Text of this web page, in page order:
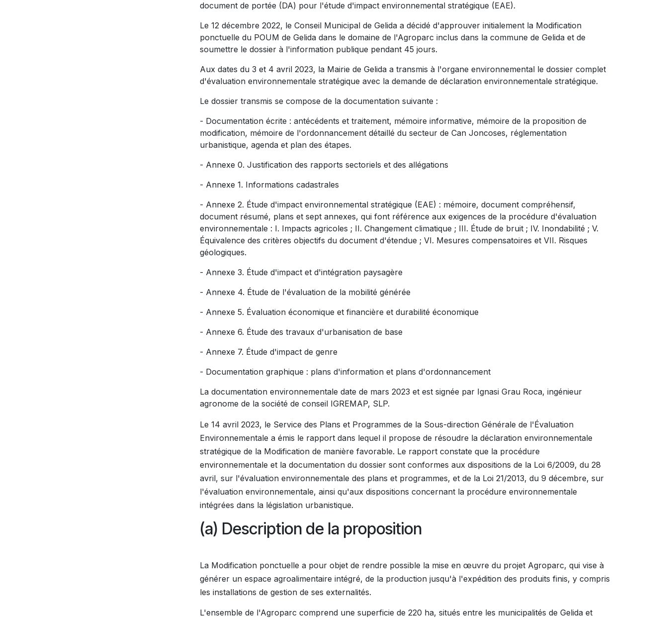
document de portée (DA) pour l'étude d'impact environnemental stratégique (EAE).
Le 12 décembre 2022, le Conseil Municipal de Gelida a décidé d'approuver initialement la Modification
ponctuelle du POUM de Gelida dans le domaine de l'Agroparc inclus dans la commune de Gelida et de
soumettre le dossier à l'information publique pendant 45 jours.
Aux dates du 3 et 4 avril 2023, la Mairie de Gelida a transmis à l'organe environnemental le dossier complet
d'évaluation environnementale stratégique avec la demande de déclaration environnementale stratégique.
Le dossier transmis se compose de la documentation suivante :
- Documentation écrite : antécédents et traitement, mémoire informative, mémoire de la proposition de
modification, mémoire de l'ordonnancement détaillé du secteur de Can Joncoses, réglementation
urbanistique, agenda et plan des étapes.
- Annexe 0. Justification des rapports sectoriels et des allégations
- Annexe 1. Informations cadastrales
- Annexe 2. Étude d'impact environnemental stratégique (EAE) : mémoire, document compréhensif,
document résumé, plans et sept annexes, qui font référence aux exigences de la procédure d'évaluation
environnementale : I. Impacts agricoles ; II. Changement climatique ; III. Étude de bruit ; IV. Inondabilité ; V.
Équivalence des critères objectifs du document d'étendue ; VI. Mesures compensatoires et VII. Risques
géologiques.
- Annexe 3. Étude d'impact et d'intégration paysagère
- Annexe 4. Étude de l'évaluation de la mobilité générée
- Annexe 5. Évaluation économique et financière et durabilité économique
- Annexe 6. Étude des travaux d'urbanisation de base
- Annexe 7. Étude d'impact de genre
- Documentation graphique : plans d'information et plans d'ordonnancement
La documentation environnementale date de mars 2023 et est signée par Ignasi Grau Roca, ingénieur
agronome de la société de conseil IGREMAP, SLP.
Le 14 avril 2023, le Service des Plans et Programmes de la Sous-direction Générale de l'Évaluation
Environnementale a émis le rapport dans lequel il propose de résoudre la déclaration environnementale
stratégique de la Modification de manière favorable. Le rapport constate que la procédure
environnementale et la documentation du dossier sont conformes aux dispositions de la Loi 6/2009, du 28
avril, sur l'évaluation environnementale des plans et programmes, et de la Loi 21/2013, du 9 décembre, sur
l'évaluation environnementale, ainsi qu'aux dispositions concernant la procédure environnementale
intégrées dans la législation urbanistique.
(a) Description de la proposition
La Modification ponctuelle a pour objet de rendre possible la mise en œuvre du projet Agroparc, qui vise à
générer un espace agroalimentaire intégré, de la production jusqu'à l'expédition des produits finis, y compris
les installations de gestion de ses externalités.
L'ensemble de l'Agroparc comprend une superficie de 220 ha, situés entre les municipalités de Gelida et